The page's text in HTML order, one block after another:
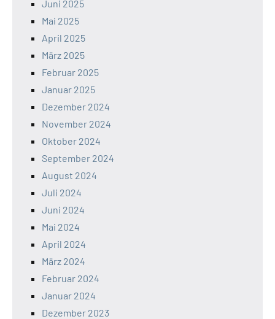
Juni 2025
Mai 2025
April 2025
März 2025
Februar 2025
Januar 2025
Dezember 2024
November 2024
Oktober 2024
September 2024
August 2024
Juli 2024
Juni 2024
Mai 2024
April 2024
März 2024
Februar 2024
Januar 2024
Dezember 2023